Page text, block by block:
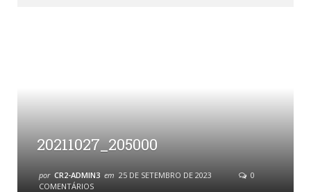
20211027_205000
por CR2-ADMIN3 em 25 DE SETEMBRO DE 2023
0
COMENTÁRIOS